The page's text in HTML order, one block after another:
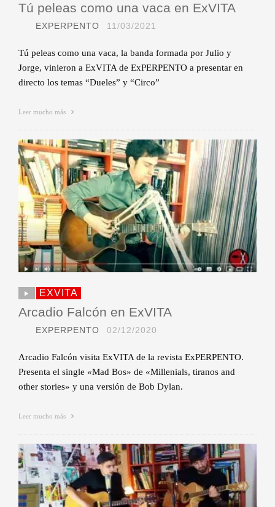
Tú peleas como una vaca en ExVITA
EXPERPENTO 11/03/2021
Tú peleas como una vaca, la banda formada por Julio y
Jorge, vinieron a ExVITA de ExPERPENTO a presentar en
directo los temas “Dueles” y “Circo”
Leer mucho más
EXVITA
Arcadio Falcón en ExVITA
EXPERPENTO 02/12/2020
Arcadio Falcón visita ExVITA de la revista ExPERPENTO.
Presenta el single «Mad Bos» de «Millenials, tiranos and
other stories» y una versión de Bob Dylan.
Leer mucho más